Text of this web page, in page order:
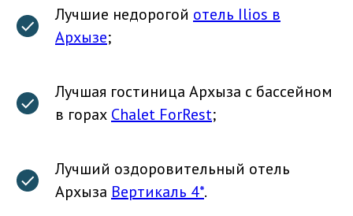
Лучшие недорогой отель Ilios в
Архызе;
Лучшая гостиница Архыза с бассейном
в горах Chalet ForRest;
Лучший оздоровительный отель
Архыза Вертикаль 4*.